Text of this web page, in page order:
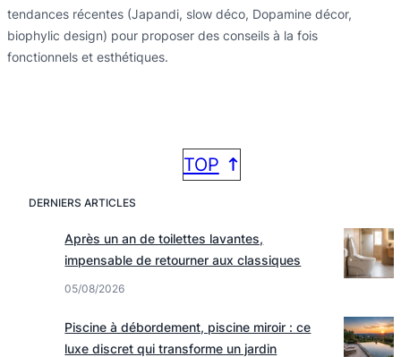
tendances récentes (Japandi, slow déco, Dopamine décor,
biophylic design) pour proposer des conseils à la fois
fonctionnels et esthétiques.
TOP
DERNIERS ARTICLES
Après un an de toilettes lavantes,
impensable de retourner aux classiques
05/08/2026
Piscine à débordement, piscine miroir : ce
luxe discret qui transforme un jardin